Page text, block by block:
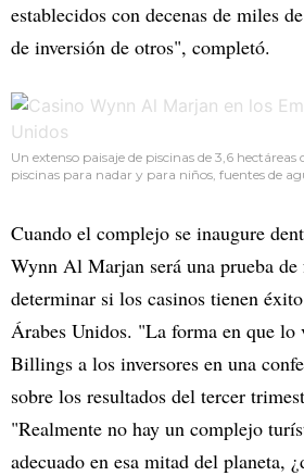
establecidos con decenas de miles
de inversión de otros", completó.
Un extenso paisaje de piscinas de 3,6
piscinas para nadar y para niños, fuentes de
Cuando el complejo se inaugure
Wynn Al Marjan será una prueba de
determinar si los casinos tienen
Árabes Unidos. "La forma en que lo
Billings a los inversores en una
sobre los resultados del tercer
"Realmente no hay un complejo
adecuado en esa mitad del planeta,